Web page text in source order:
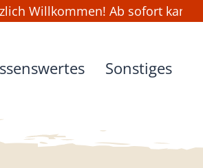
Ab sofort kannst Du
Sonstiges